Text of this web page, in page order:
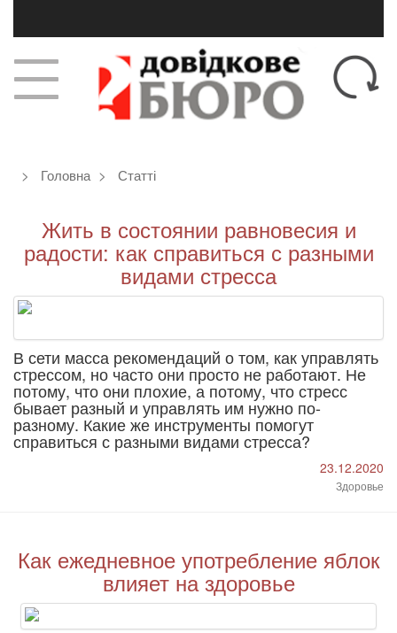
Головна Статті
Жить в состоянии равновесия и
радости: как справиться с разными
видами стресса
В сети масса рекомендаций о том, как управлять
стрессом, но часто они просто не работают. Не
потому, что они плохие, а потому, что стресс
бывает разный и управлять им нужно по-
разному. Какие же инструменты помогут
справиться с разными видами стресса?
23.12.2020
Здоровье
Как ежедневное употребление яблок
влияет на здоровье